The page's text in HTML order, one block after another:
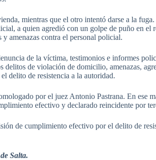
mientras que el otro intentó darse a la
a quien agredió con un golpe de puño en el
amenazas contra el personal policial.
de la víctima, testimonios e informes
delitos de violación de domicilio, amenazas,
delito de resistencia a la autoridad.
por el juez Antonio Pastrana. En ese
efectivo y declarado reincidente por
de cumplimiento efectivo por el delito de
Salta.